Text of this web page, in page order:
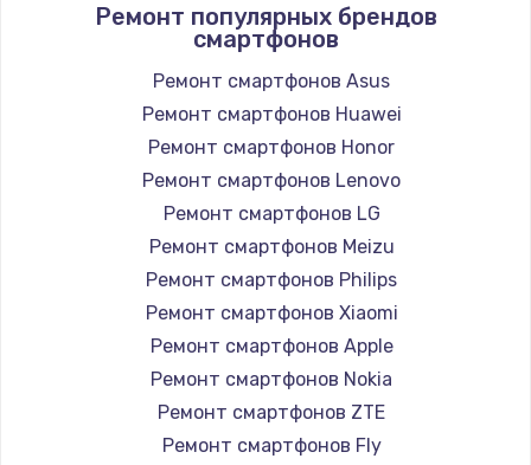
Заказать
Настройка ОС
1320 руб.
Заказать
Чистка от пыли
990 руб.
Заказать
Замена жесткого диска
875 руб.
Заказать
Ремонт популярных брендов
смартфонов
Ремонт смартфонов Asus
Ремонт смартфонов Huawei
Ремонт смартфонов Honor
Ремонт смартфонов Lenovo
Ремонт смартфонов LG
Ремонт смартфонов Meizu
Ремонт смартфонов Philips
Ремонт смартфонов Xiaomi
Ремонт смартфонов Apple
Ремонт смартфонов Nokia
Ремонт смартфонов ZTE
Ремонт смартфонов Fly